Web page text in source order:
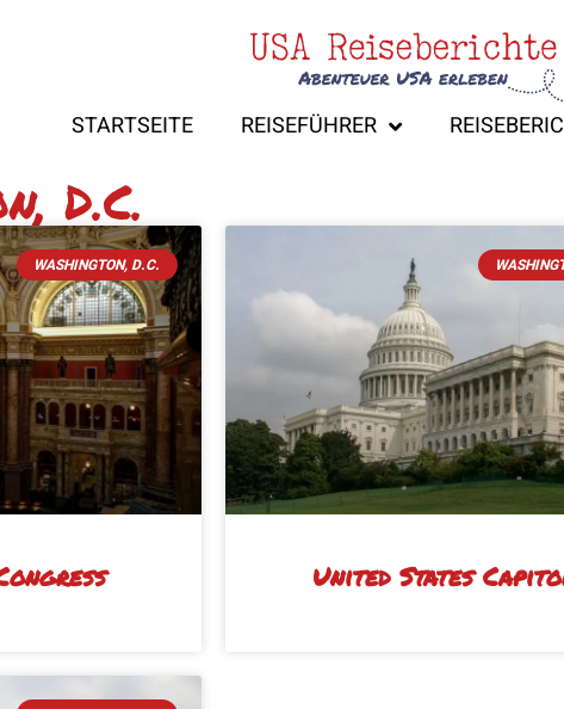
STARTSEITE REISEFÜHRER
D.C.
WASHINGTON, D.C.
United States